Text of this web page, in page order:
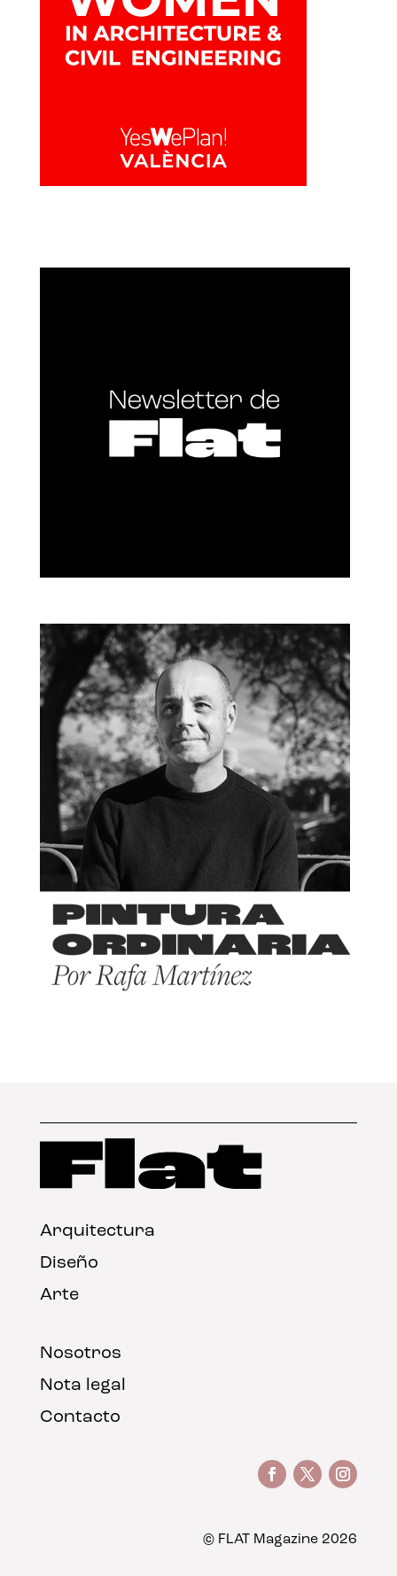
Arquitectura
Diseño
Arte
Nosotros
Nota legal
Contacto
© FLAT Magazine 2026